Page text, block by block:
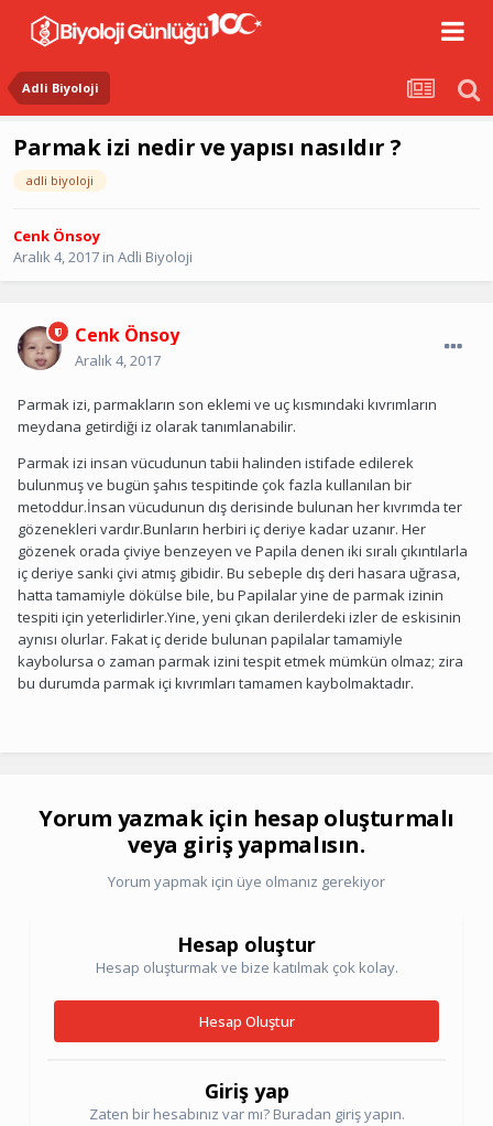
Adli Biyoloji
Parmak izi nedir ve yapısı nasıldır ?
adli biyoloji
Cenk Önsoy
Aralık 4, 2017 in Adli Biyoloji
Cenk Önsoy
Aralık 4, 2017
Parmak izi, parmakların son eklemi ve uç kısmındaki kıvrımların
meydana getirdiği iz olarak tanımlanabilir.
Parmak izi insan vücudunun tabii halinden istifade edilerek
bulunmuş ve bugün şahıs tespitinde çok fazla kullanılan bir
metoddur.İnsan vücudunun dış derisinde bulunan her kıvrımda ter
gözenekleri vardır.Bunların herbiri iç deriye kadar uzanır. Her
gözenek orada çiviye benzeyen ve Papila denen iki sıralı çıkıntılarla
iç deriye sanki çivi atmış gibidir. Bu sebeple dış deri hasara uğrasa,
hatta tamamiyle dökülse bile, bu Papilalar yine de parmak izinin
tespiti için yeterlidirler.Yine, yeni çıkan derilerdeki izler de eskisinin
aynısı olurlar. Fakat iç deride bulunan papilalar tamamiyle
kaybolursa o zaman parmak izini tespit etmek mümkün olmaz; zira
bu durumda parmak içi kıvrımları tamamen kaybolmaktadır.
Yorum yazmak için hesap oluşturmalı
veya giriş yapmalısın.
Yorum yapmak için üye olmanız gerekiyor
Hesap oluştur
Hesap oluşturmak ve bize katılmak çok kolay.
Hesap Oluştur
Giriş yap
Zaten bir hesabınız var mı? Buradan giriş yapın.